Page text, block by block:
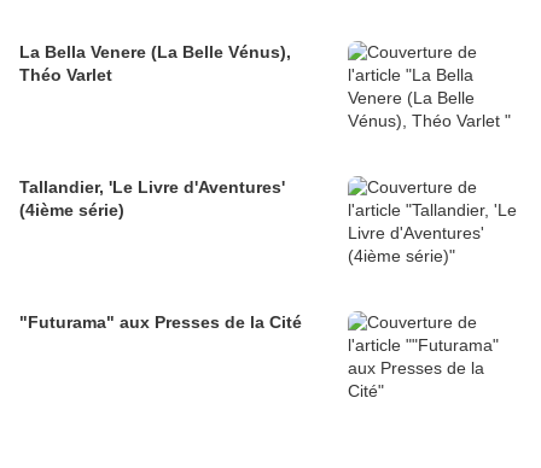
La Bella Venere (La Belle Vénus),
Théo Varlet
Tallandier, 'Le Livre d'Aventures'
(4ième série)
"Futurama" aux Presses de la Cité